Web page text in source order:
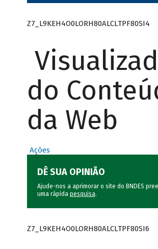
Z7_L9KEH4O0LORH80ALCLTPF80SI4
do
da Web
Ações
DÊ SUA OPINIÃO
Ajude-nos a aprimorar o site do BNDES
uma rápida pesquisa.
Z7_L9KEH4O0LORH80ALCLTPF80SI6